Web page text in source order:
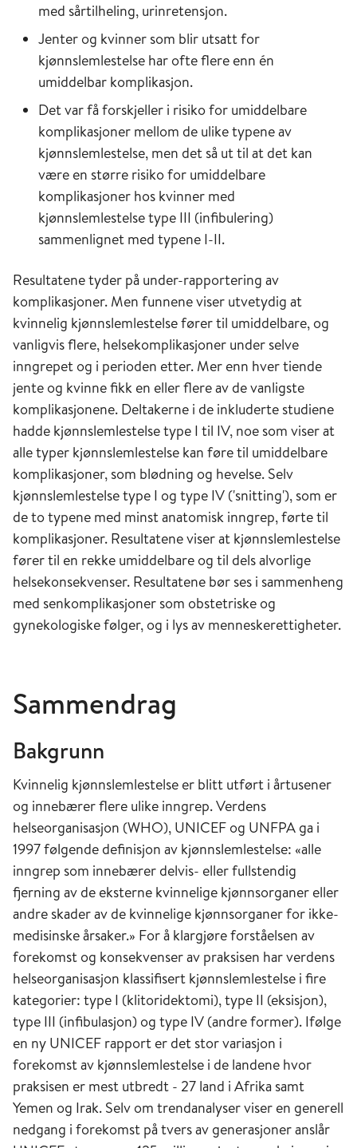
med sårtilheling, urinretensjon.
Jenter og kvinner som blir utsatt for
kjønnslemlestelse har ofte flere enn én
umiddelbar komplikasjon.
Det var få forskjeller i risiko for umiddelbare
komplikasjoner mellom de ulike typene av
kjønnslemlestelse, men det så ut til at det kan
være en større risiko for umiddelbare
komplikasjoner hos kvinner med
kjønnslemlestelse type III (infibulering)
sammenlignet med typene I-II.
Resultatene tyder på under-rapportering av
komplikasjoner. Men funnene viser utvetydig at
kvinnelig kjønnslemlestelse fører til umiddelbare, og
vanligvis flere, helsekomplikasjoner under selve
inngrepet og i perioden etter. Mer enn hver tiende
jente og kvinne fikk en eller flere av de vanligste
komplikasjonene. Deltakerne i de inkluderte studiene
hadde kjønnslemlestelse type I til IV, noe som viser at
alle typer kjønnslemlestelse kan føre til umiddelbare
komplikasjoner, som blødning og hevelse. Selv
kjønnslemlestelse type I og type IV ('snitting'), som er
de to typene med minst anatomisk inngrep, førte til
komplikasjoner. Resultatene viser at kjønnslemlestelse
fører til en rekke umiddelbare og til dels alvorlige
helsekonsekvenser. Resultatene bør ses i sammenheng
med senkomplikasjoner som obstetriske og
gynekologiske følger, og i lys av menneskerettigheter.
Sammendrag
Bakgrunn
Kvinnelig kjønnslemlestelse er blitt utført i årtusener
og innebærer flere ulike inngrep. Verdens
helseorganisasjon (WHO), UNICEF og UNFPA ga i
1997 følgende definisjon av kjønnslemlestelse: «alle
inngrep som innebærer delvis- eller fullstendig
fjerning av de eksterne kvinnelige kjønnsorganer eller
andre skader av de kvinnelige kjønnsorganer for ikke-
medisinske årsaker.» For å klargjøre forståelsen av
forekomst og konsekvenser av praksisen har verdens
helseorganisasjon klassifisert kjønnslemlestelse i fire
kategorier: type I (klitoridektomi), type II (eksisjon),
type III (infibulasjon) og type IV (andre former). Ifølge
en ny UNICEF rapport er det stor variasjon i
forekomst av kjønnslemlestelse i de landene hvor
praksisen er mest utbredt - 27 land i Afrika samt
Yemen og Irak. Selv om trendanalyser viser en generell
nedgang i forekomst på tvers av generasjoner anslår